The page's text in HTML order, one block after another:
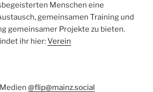
Menschen eine
gemeinsamen Training und
gemeinsamer Projekte zu bieten.
ihr hier:Verein
@flip@mainz.social